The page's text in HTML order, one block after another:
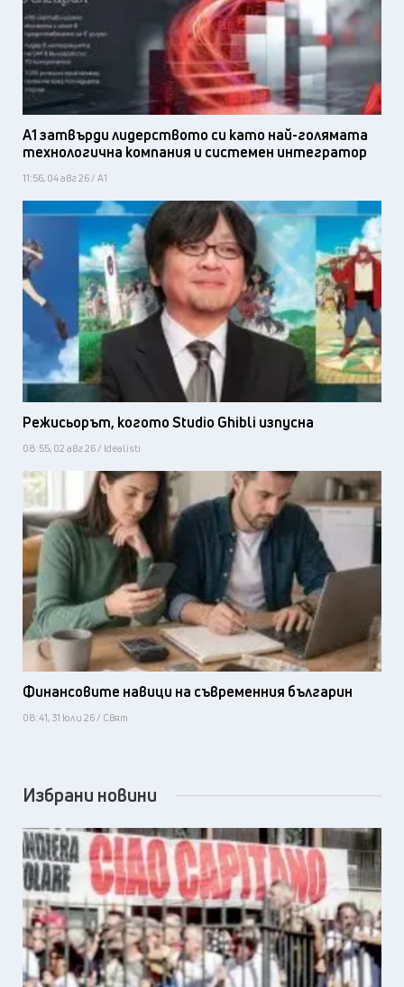
А1 затвърди лидерството си като най-голямата
технологична компания и системен интегратор
11:56, 04 авг 26 / А1
Режисьорът, когото Studio Ghibli изпусна
08:55, 02 авг 26 / Idealisti
Финансовите навици на съвременния българин
08:41, 31 юли 26 / Свят
Избрани новини